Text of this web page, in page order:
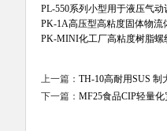
PL-550系列小型用于液压气
PK-1A高压型高粘度固体物流
PK-MINI化工厂高粘度树脂螺
上一篇： TH-10高耐用SUS
下一篇： MF25食品CIP轻量